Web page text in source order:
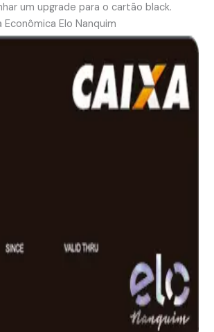
um upgrade para o cartão black.
Econômica Elo Nanquim